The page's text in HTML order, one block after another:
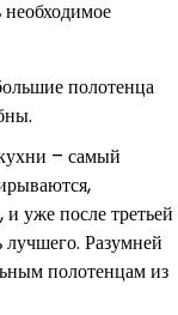
необходимое
полотенца
– самый
уже после третьей
Разумней
полотенцам из